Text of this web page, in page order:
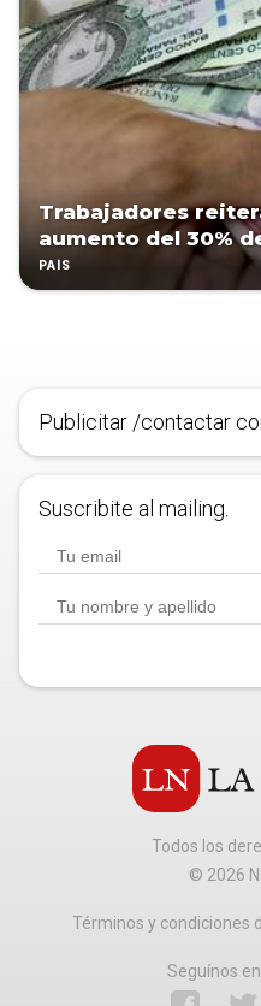
Trabajadores
aumento del 30%
PAÍS
Publicitar /contactar
Suscribite al mailing.
Todos los
© 2026
Términos y condiciones
Seguínos